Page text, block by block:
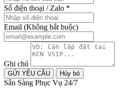
Số điện thoại / Zalo *
Email (Không bắt buộc)
Ghi chú
GỬI YÊU CẦU Hủy bỏ
Sẵn Sàng Phục Vụ 24/7